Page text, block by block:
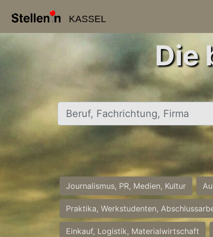
KASSEL
Die
Beruf, Fachrichtung, Firma
Journalismus, PR, Medien, Kultur
Praktika, Werkstudenten,
Einkauf, Logistik, Materialwirtschaft